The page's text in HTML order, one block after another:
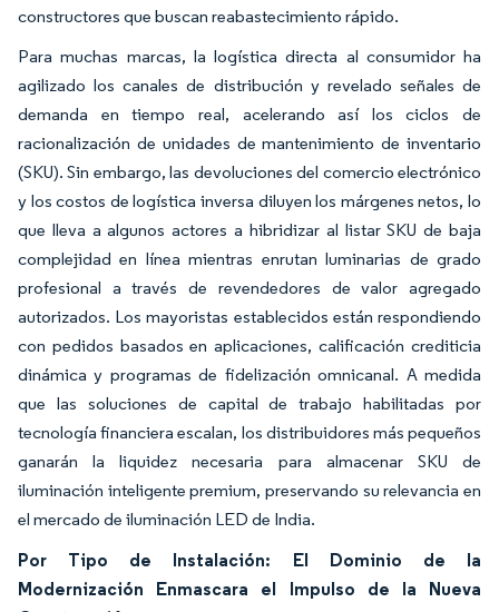
constructores que buscan reabastecimiento rápido.
Para muchas marcas, la logística directa al consumidor ha
agilizado los canales de distribución y revelado señales de
demanda en tiempo real, acelerando así los ciclos de
racionalización de unidades de mantenimiento de inventario
(SKU). Sin embargo, las devoluciones del comercio electrónico
y los costos de logística inversa diluyen los márgenes netos, lo
que lleva a algunos actores a hibridizar al listar SKU de baja
complejidad en línea mientras enrutan luminarias de grado
profesional a través de revendedores de valor agregado
autorizados. Los mayoristas establecidos están respondiendo
con pedidos basados en aplicaciones, calificación crediticia
dinámica y programas de fidelización omnicanal. A medida
que las soluciones de capital de trabajo habilitadas por
tecnología financiera escalan, los distribuidores más pequeños
ganarán la liquidez necesaria para almacenar SKU de
iluminación inteligente premium, preservando su relevancia en
el mercado de iluminación LED de India.
Por Tipo de Instalación: El Dominio de la
Modernización Enmascara el Impulso de la Nueva